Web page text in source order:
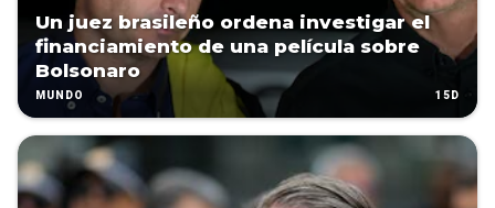
Un juez brasileño ordena investigar el
financiamiento de una película sobre
Bolsonaro
MUNDO 15D